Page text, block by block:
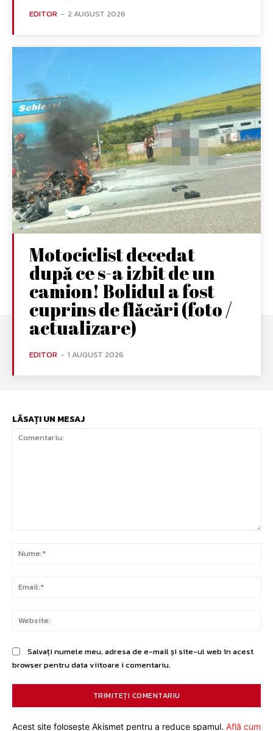
EDITOR - 2 AUGUST 2026
Motociclist decedat
după ce s-a izbit de un
camion! Bolidul a fost
cuprins de flăcări (foto /
actualizare)
EDITOR - 1 AUGUST 2026
LĂSAȚI UN MESAJ
Salvați numele meu, adresa de e-mail și site-ul web în acest
browser pentru data viitoare i comentariu.
Acest site folosește Akismet pentru a reduce spamul. Află cum